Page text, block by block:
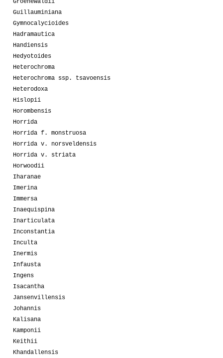
Groenewaldii
Guillauminiana
Gymnocalycioides
Hadramautica
Handiensis
Hedyotoides
Heterochroma
Heterochroma ssp. tsavoensis
Heterodoxa
Hislopii
Horombensis
Horrida
Horrida f. monstruosa
Horrida v. norsveldensis
Horrida v. striata
Horwoodii
Iharanae
Imerina
Immersa
Inaequispina
Inarticulata
Inconstantia
Inculta
Inermis
Infausta
Ingens
Isacantha
Jansenvillensis
Johannis
Kalisana
Kamponii
Keithii
Khandallensis